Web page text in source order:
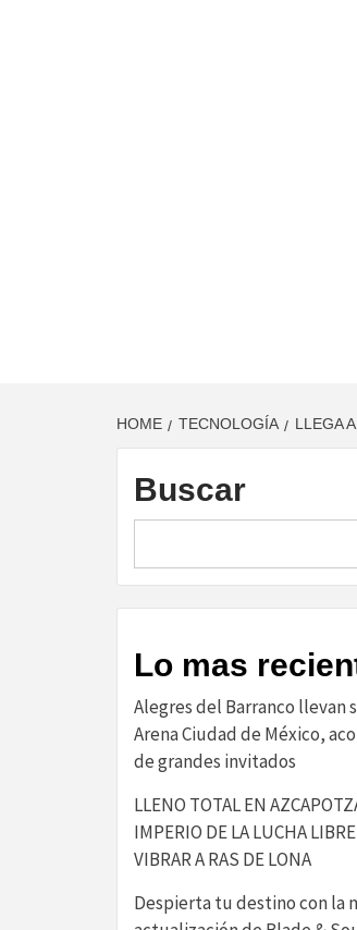
HOME TECNOLOGÍA LLEGA
Buscar
Lo mas
Alegres del Barranco llevan
Arena Ciudad de México,
de grandes invitados
LLENO TOTAL EN
IMPERIO DE LA LUCHA
VIBRAR A RAS DE LONA
Despierta tu destino con la